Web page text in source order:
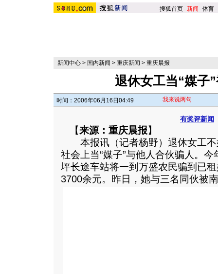
搜狐首页-新闻 -体育-
新闻中心 > 国内新闻 > 重庆新闻 > 重庆晨报
退休女工当“媒子
时间：2006年06月16日04:49 我来说两句
有奖评新闻
【来源：重庆晨报】
本报讯（记者杨野）退休女工不
社会上当“媒子”与他人合伙骗人。
坪长途车站将一到万盛农民骗到已
3700余元。昨日，她与三名同伙被